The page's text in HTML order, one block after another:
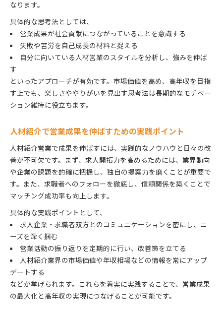
なります。
具体的な思考法としては、
営業成果が社会貢献につながっていることを意識する
失敗や苦労を自己成長の材料と捉える
自分に向いている人材営業のスタイルを分析し、強みを伸ば
す
といったアプローチが有効です。市場価値を高め、高年収を目指
す上でも、楽しさややりがいを見出す思考法は長期的なモチベー
ション維持に役立ちます。
人材紹介で営業成果を伸ばすための実践ポイント
人材紹介営業で成果を伸ばすには、実践的なノウハウと日々の改
善が不可欠です。まず、求人開拓力を高めるためには、業界動向
や企業の課題を的確に把握し、独自の提案力を磨くことが重要で
す。また、求職者へのフォローを徹底し、信頼関係を築くことで
マッチング成功率も向上します。
具体的な実践ポイントとして、
求人企業・求職者双方とのコミュニケーションを密にし、ニ
ーズを深く掴む
営業活動の振り返りを定期的に行い、改善策を立てる
人材紹介業界の市場価値や年収相場などの情報を常にアップ
デートする
などが挙げられます。これらを着実に実践することで、営業成果
の最大化と高年収の実現につなげることが可能です。